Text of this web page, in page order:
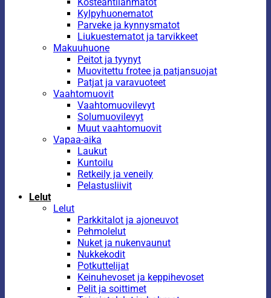
Kylpyhuonematot
Parveke ja kynnysmatot
Liukuestematot ja tarvikkeet
Makuuhuone
Peitot ja tyynyt
Muovitettu frotee ja patjansuojat
Patjat ja varavuoteet
Vaahtomuovit
Vaahtomuovilevyt
Solumuovilevyt
Muut vaahtomuovit
Vapaa-aika
Laukut
Kuntoilu
Retkeily ja veneily
Pelastusliivit
Lelut
Lelut
Parkkitalot ja ajoneuvot
Pehmolelut
Nuket ja nukenvaunut
Nukkekodit
Potkuttelijat
Keinuhevoset ja keppihevoset
Pelit ja soittimet